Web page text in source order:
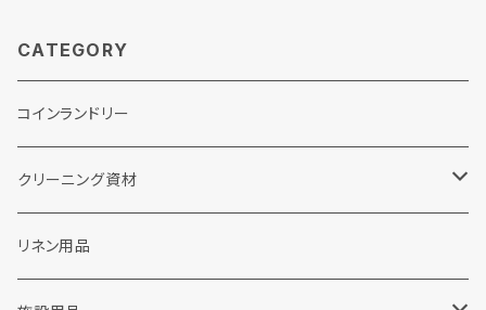
CATEGORY
コインランドリー
クリーニング資材
ランドリー洗剤関連
リネン用品